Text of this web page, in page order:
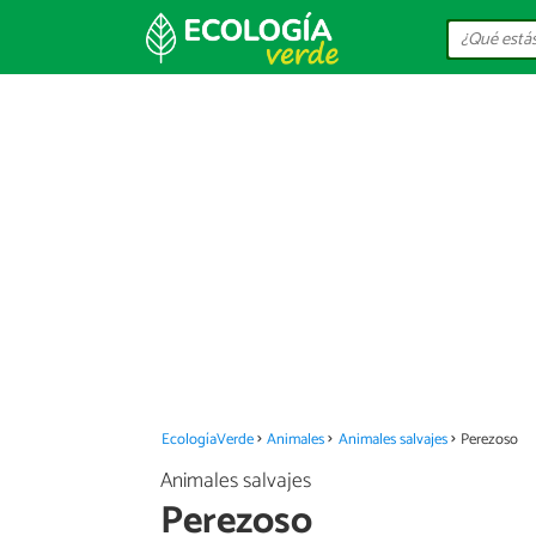
EcologíaVerde Animales Animales salvajes Perezoso
Animales salvajes
Perezoso